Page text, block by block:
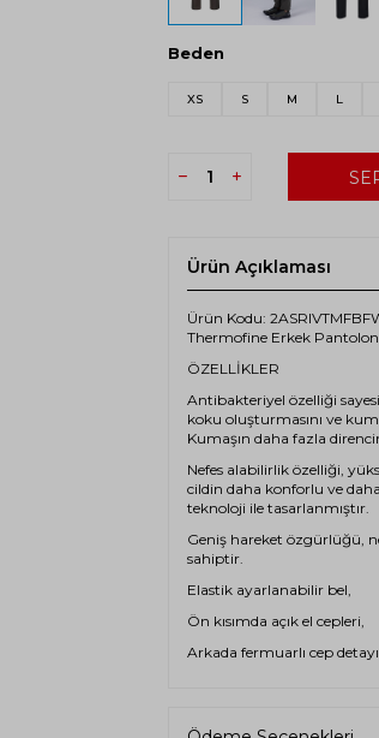
Beden
XS S M L
Ürün Açıklaması
Ürün Kodu:
Thermofine Erkek
ÖZELLİKLER
Antibakteriyel özelliği
koku oluşturmasını ve
Kumaşın daha fazla
Nefes alabilirlik özelliği,
cildin daha konforlu ve
teknoloji ile tasarlanmıştır.
Geniş hareket özgürlüğü,
sahiptir.
Elastik ayarlanabilir bel,
Ön kısımda açık el cepleri,
Arkada fermuarlı cep